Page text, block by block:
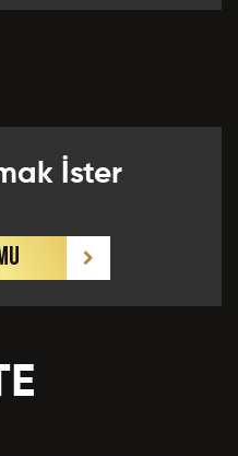
İster
*